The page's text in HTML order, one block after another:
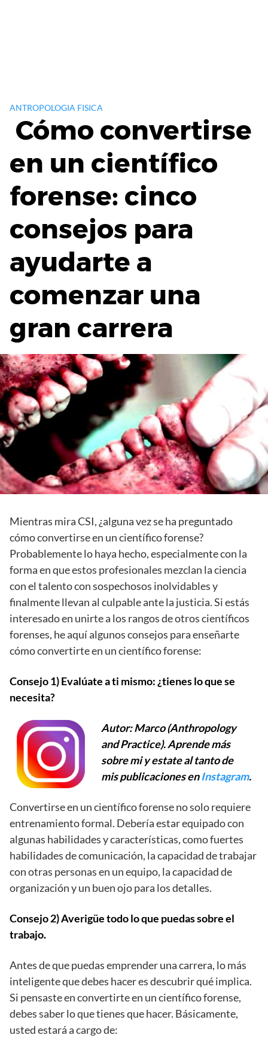
ANTROPOLOGIA FISICA
Cómo convertirse
en un científico
forense: cinco
consejos para
ayudarte a
comenzar una
gran carrera
Mientras mira CSI, ¿alguna vez se ha preguntado
cómo convertirse en un científico forense?
Probablemente lo haya hecho, especialmente con la
forma en que estos profesionales mezclan la ciencia
con el talento con sospechosos inolvidables y
finalmente llevan al culpable ante la justicia. Si estás
interesado en unirte a los rangos de otros científicos
forenses, he aquí algunos consejos para enseñarte
cómo convertirte en un científico forense:
Consejo 1) Evalúate a ti mismo: ¿tienes lo que se
necesita?
Autor: Marco (Anthropology
and Practice). Aprende más
sobre mi y estate al tanto de
mis publicaciones enInstagram.
Convertirse en un científico forense no solo requiere
entrenamiento formal. Debería estar equipado con
algunas habilidades y características, como fuertes
habilidades de comunicación, la capacidad de trabajar
con otras personas en un equipo, la capacidad de
organización y un buen ojo para los detalles.
Consejo 2) Averigüe todo lo que puedas sobre el
trabajo.
Antes de que puedas emprender una carrera, lo más
inteligente que debes hacer es descubrir qué implica.
Si pensaste en convertirte en un científico forense,
debes saber lo que tienes que hacer. Básicamente,
usted estará a cargo de: